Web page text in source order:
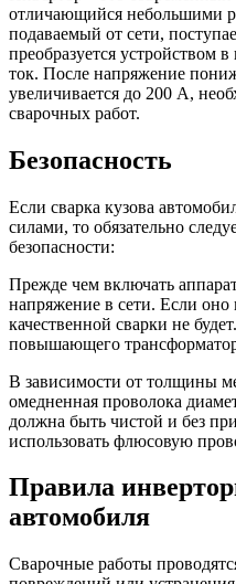
отличающийся небольшими
подаваемый от сети,
преобразуется устройством
ток. После напряжение
увеличивается до 200 А,
сварочных работ.
Безопасность
Если сварка кузова
силами, то обязательно
безопасности:
Прежде чем включать
напряжение в сети. Если оно
качественной сварки не
повышающего
В зависимости от толщины
омедненная проволока
должна быть чистой и без
использовать флюсовую
Правила
автомобиля
Сварочные работы